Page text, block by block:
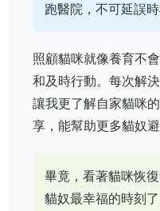
跑醫院，不可延誤時
照顧貓咪就像養育不
和及時行動。每次解決
讓我更了解自家貓咪
享，能幫助更多貓奴
畢竟，看著貓咪恢
貓奴最幸福的時刻了